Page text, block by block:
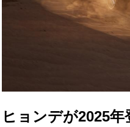
HOME
電動キックボー
ヒョンデが2025